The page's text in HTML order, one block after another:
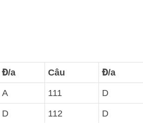
Đ/a Câu Đ/a
A 111 D
D 112 D